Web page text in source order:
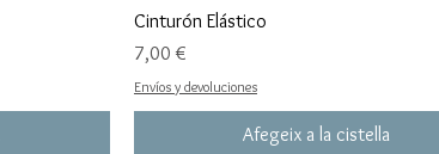
Cinturón Elástico
Preu
7,00 €
Envíos y devoluciones
Afegeix a la cistella